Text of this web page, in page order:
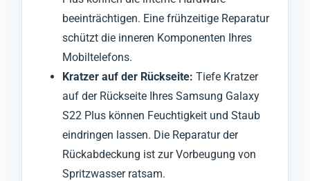
beeinträchtigen. Eine frühzeitige Reparatur
schützt die inneren Komponenten Ihres
Mobiltelefons.
Kratzer auf der Rückseite: Tiefe Kratzer
auf der Rückseite Ihres Samsung Galaxy
S22 Plus können Feuchtigkeit und Staub
eindringen lassen. Die Reparatur der
Rückabdeckung ist zur Vorbeugung von
Spritzwasser ratsam.